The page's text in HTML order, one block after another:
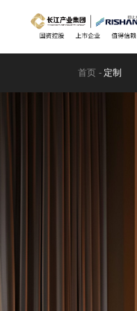
首页 定制